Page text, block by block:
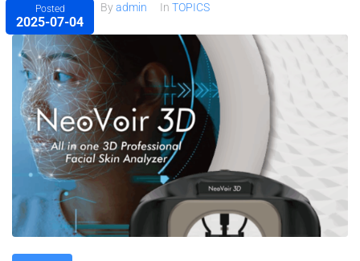
Byadmin In TOPICS
Posted
2025-07-04